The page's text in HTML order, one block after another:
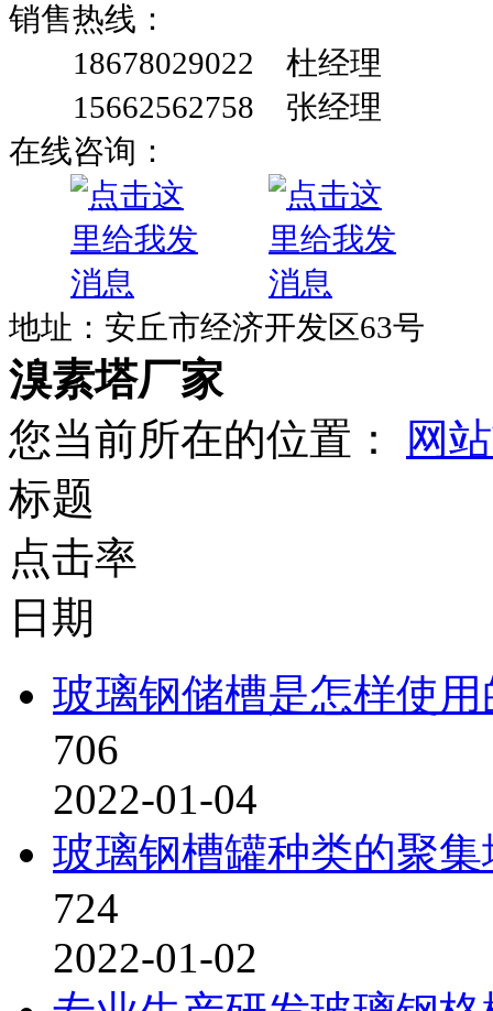
销售热线：
18678029022 杜经理
15662562758 张经理
在线咨询：
地址：安丘市经济开发区63号
溴素塔厂家
您当前所在的位置：
网
标题
点击率
日期
玻璃钢储槽是怎样使用
706
2022-01-04
玻璃钢槽罐种类的聚集
724
2022-01-02